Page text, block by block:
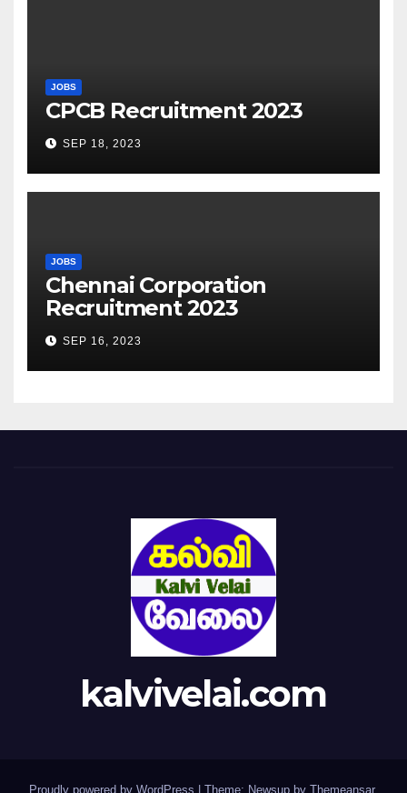
JOBS
CPCB Recruitment 2023
SEP 18, 2023
JOBS
Chennai Corporation
Recruitment 2023
SEP 16, 2023
kalvivelai.com
Proudly powered by WordPress | Theme: Newsup by Themeansar.